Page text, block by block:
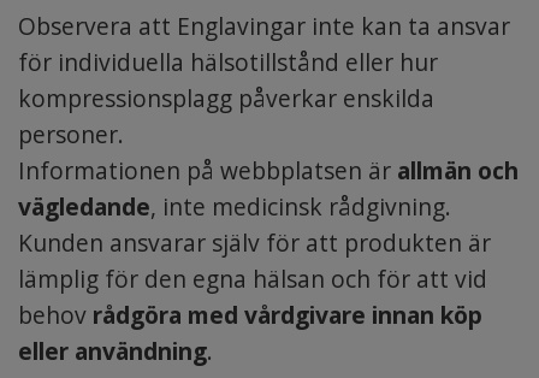
Observera att Englavingar inte kan ta ansvar
för individuella hälsotillstånd eller hur
kompressionsplagg påverkar enskilda
personer.
Informationen på webbplatsen är allmän och
vägledande, inte medicinsk rådgivning.
Kunden ansvarar själv för att produkten är
lämplig för den egna hälsan och för att vid
behov rådgöra med vårdgivare innan köp
eller användning.